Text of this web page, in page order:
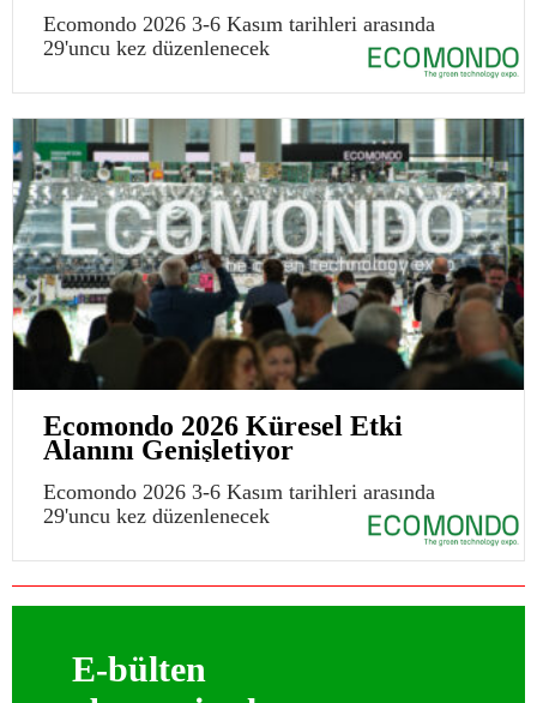
Ecomondo 2026 3-6 Kasım tarihleri arasında
29'uncu kez düzenlenecek
Ecomondo 2026 Küresel Etki
Alanını Genişletiyor
Ecomondo 2026 3-6 Kasım tarihleri arasında
29'uncu kez düzenlenecek
E-bülten